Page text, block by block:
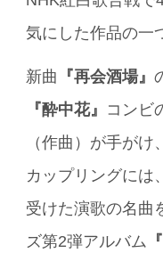
気にした作品の一
新曲 『再会酒場』
『酔中花』 コンビ
（作曲）が手がけ
カップリングには
受けた演歌の名曲
ズ第2弾アルバム